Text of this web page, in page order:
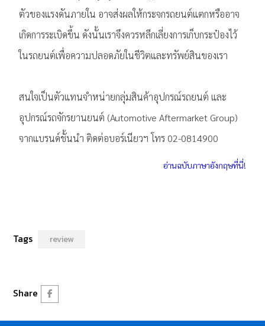
ตัวของแรงดันภายใน อาจส่งผลให้กระจกรถยนต์แตกหรืออาจ
เกิดการระเบิดขึ้น ดังนั้นเราจึงควรหลีกเลี่ยงการเก็บกระป๋องไว้
ในรถยนต์เพื่อความปลอดภัยในชีวิตและทรัพย์สินของเรา
สนใจเป็นตัวแทนจำหน่ายกลุ่มสินค้าอุปกรณ์รถยนต์ และ
อุปกรณ์รถจักรยานยนต์ (Automotive Aftermarket Group)
จากแบรนด์ชั้นนำ ติดต่อบอร์เนียวฯ โทร 02-0814900
อ่านฉบับภาษาอังกฤษที่นี่!
Tags review
Share